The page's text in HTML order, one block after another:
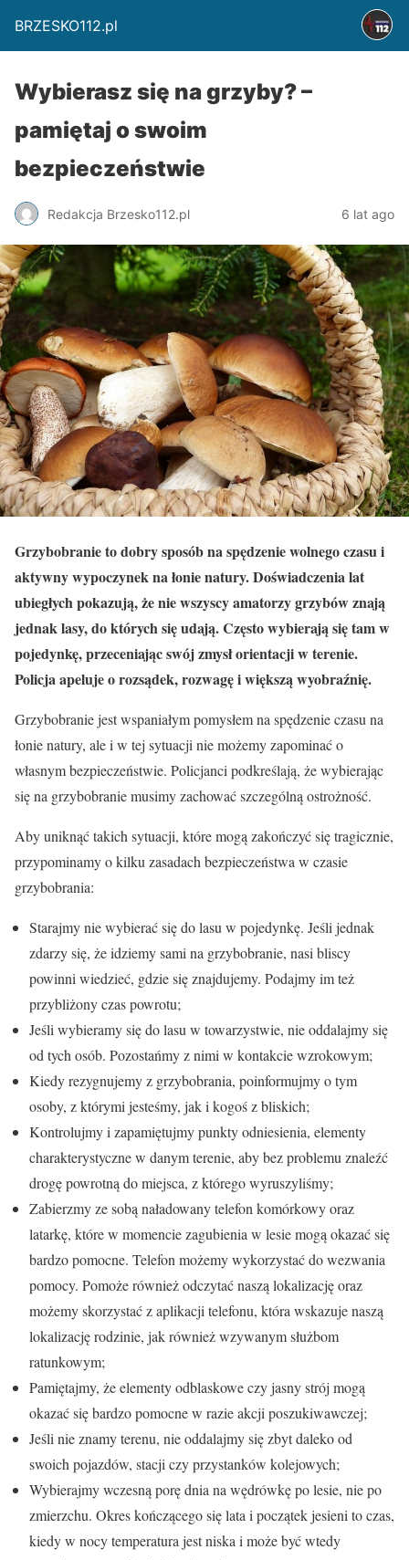
BRZESKO112.pl
Wybierasz się na grzyby? –
pamiętaj o swoim
bezpieczeństwie
Redakcja Brzesko112.pl 6 lat ago
Grzybobranie to dobry sposób na spędzenie wolnego czasu i
aktywny wypoczynek na łonie natury. Doświadczenia lat
ubiegłych pokazują, że nie wszyscy amatorzy grzybów znają
jednak lasy, do których się udają. Często wybierają się tam w
pojedynkę, przeceniając swój zmysł orientacji w terenie.
Policja apeluje o rozsądek, rozwagę i większą wyobraźnię.
Grzybobranie jest wspaniałym pomysłem na spędzenie czasu na
łonie natury, ale i w tej sytuacji nie możemy zapominać o
własnym bezpieczeństwie. Policjanci podkreślają, że wybierając
się na grzybobranie musimy zachować szczególną ostrożność.
Aby uniknąć takich sytuacji, które mogą zakończyć się tragicznie,
przypominamy o kilku zasadach bezpieczeństwa w czasie
grzybobrania:
Starajmy nie wybierać się do lasu w pojedynkę. Jeśli jednak
zdarzy się, że idziemy sami na grzybobranie, nasi bliscy
powinni wiedzieć, gdzie się znajdujemy. Podajmy im też
przybliżony czas powrotu;
Jeśli wybieramy się do lasu w towarzystwie, nie oddalajmy się
od tych osób. Pozostańmy z nimi w kontakcie wzrokowym;
Kiedy rezygnujemy z grzybobrania, poinformujmy o tym
osoby, z którymi jesteśmy, jak i kogoś z bliskich;
Kontrolujmy i zapamiętujmy punkty odniesienia, elementy
charakterystyczne w danym terenie, aby bez problemu znaleźć
drogę powrotną do miejsca, z którego wyruszyliśmy;
Zabierzmy ze sobą naładowany telefon komórkowy oraz
latarkę, które w momencie zagubienia w lesie mogą okazać się
bardzo pomocne. Telefon możemy wykorzystać do wezwania
pomocy. Pomoże również odczytać naszą lokalizację oraz
możemy skorzystać z aplikacji telefonu, która wskazuje naszą
lokalizację rodzinie, jak również wzywanym służbom
ratunkowym;
Pamiętajmy, że elementy odblaskowe czy jasny strój mogą
okazać się bardzo pomocne w razie akcji poszukiwawczej;
Jeśli nie znamy terenu, nie oddalajmy się zbyt daleko od
swoich pojazdów, stacji czy przystanków kolejowych;
Wybierajmy wczesną porę dnia na wędrówkę po lesie, nie po
zmierzchu. Okres kończącego się lata i początek jesieni to czas,
kiedy w nocy temperatura jest niska i może być wtedy